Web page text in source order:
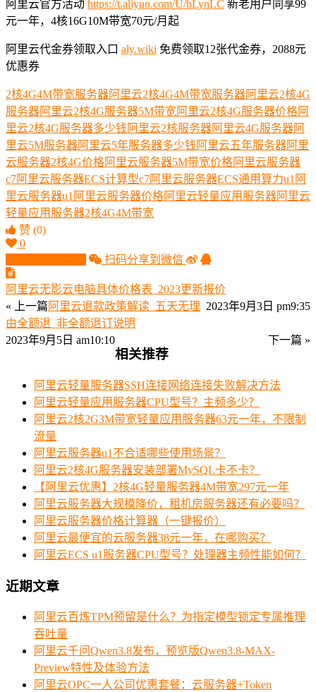
阿里云官方活动 https://t.aliyun.com/U/bLynLC 新老用户同享99
元一年，4核16G10M带宽70元/月起
阿里云代金券领取入口 aly.wiki 免费领取12张代金券，2088元
优惠券
2核4G4M带宽服务器阿里云2核4G4M带宽服务器阿里云2核4G
服务器阿里云2核4G服务器5M带宽阿里云2核4G服务器价格阿
里云2核4G服务器多少钱 阿里云2核服务器阿里云4G服务器阿
里云5M服务器阿里云5年服务器多少钱 阿里云五年服务器阿里
云服务器2核4G价格阿里云服务器5M带宽价格阿里云服务器
c7阿里云服务器ECS计算型c7阿里云服务器ECS通用算力u1 阿
里云服务器u1 阿里云服务器价格阿里云轻量应用服务器阿里云
轻量应用服务器2核4G4M带宽
赞 (0)
0
扫码分享到微信
阿里云无影云电脑具体价格表_2023更新报价
« 上一篇
2023年9月3日 pm9:35
阿里云退款政策解读_五天无理
由全额退_非全额退订说明
下一篇 »
2023年9月5日 am10:10
相关推荐
阿里云轻量服务器SSH连接网络连接失败解决方法
阿里云轻量应用服务器CPU型号？主频多少？
阿里云2核2G3M带宽轻量应用服务器63元一年，不限制
流量
阿里云服务器u1不合适哪些使用场景？
阿里云2核4G服务器安装部署MySQL卡不卡？
【阿里云优惠】2核4G轻量服务器4M带宽297元一年
阿里云服务器大规模降价，租机房服务器还有必要吗？
阿里云服务器价格计算器（一键报价）
阿里云最便宜的云服务器38元一年，在哪购买？
阿里云ECS u1服务器CPU型号？处理器主频性能如何？
近期文章
阿里云百炼TPM预留是什么？为指定模型锁定专属推理
吞吐量
阿里云千问Qwen3.8发布，预览版Qwen3.8-MAX-
Preview特性及体验方法
阿里云OPC一人公司优惠套餐：云服务器+Token